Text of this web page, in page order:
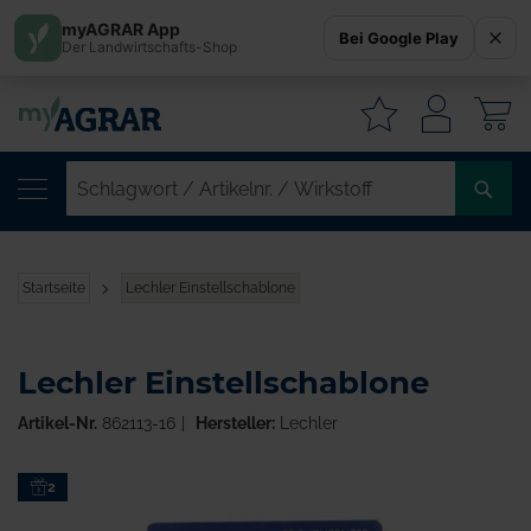
Startseite Lechler Einstellschablone
Zum2
Lechler Einstellschablone
Artikel-Nr. 862113-16 Hersteller:Lechler
myAGRAR App
Der Landwirtschafts-Shop Bei Google Play